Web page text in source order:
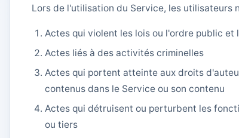
Lors de l'utilisation du Service, les utilisateurs
Actes qui violent les lois ou l'ordre public et
Actes liés à des activités criminelles
Actes qui portent atteinte aux droits
contenus dans le Service ou son contenu
Actes qui détruisent ou perturbent les
ou tiers